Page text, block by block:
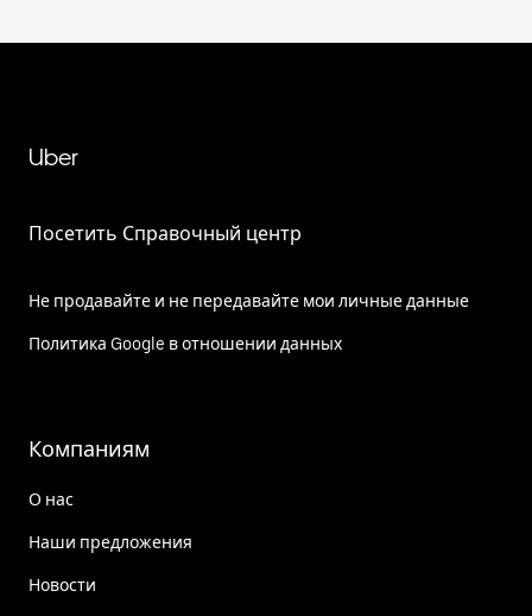
Uber
Посетить Справочный центр
Не продавайте и не передавайте мои личные данные
Политика Google в отношении данных
Компаниям
О нас
Наши предложения
Новости